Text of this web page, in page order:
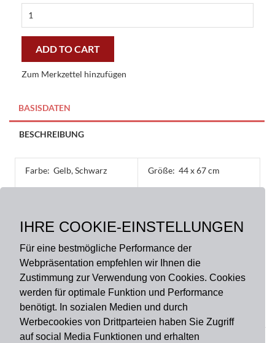
IHRE COOKIE-EINSTELLUNGEN
Für eine bestmögliche Performance der
Webpräsentation empfehlen wir Ihnen die
Zustimmung zur Verwendung von Cookies. Cookies
werden für optimale Funktion und Performance
benötigt. In sozialen Medien und durch
Werbecookies von Drittparteien haben Sie Zugriff
auf social Media Funktionen und erhalten
Gallerymatten
67
preiswert
und
stilvoll
ADD TO CART
Zum Merkzettel hinzufügen
BASISDATEN
BESCHREIBUNG
Farbe: Gelb, Schwarz Größe: 44 x 67 cm
Polyester
Zahlungsart